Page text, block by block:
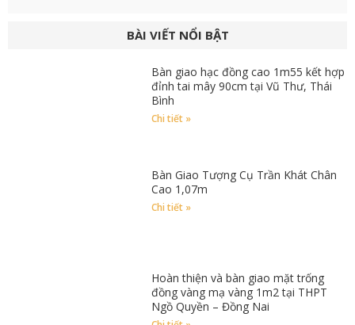
BÀI VIẾT NỔI BẬT
Bàn giao hạc đồng cao 1m55 kết hợp
đỉnh tai mây 90cm tại Vũ Thư, Thái
Bình
Chi tiết »
Bàn Giao Tượng Cụ Trần Khát Chân
Cao 1,07m
Chi tiết »
Hoàn thiện và bàn giao mặt trống
đồng vàng mạ vàng 1m2 tại THPT
Ngồ Quyền – Đồng Nai